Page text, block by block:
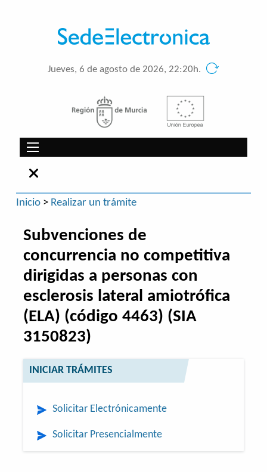
Jueves, 6 de agosto de 2026, 22:20h.
Inicio> Realizar un trámite
Subvenciones de
concurrencia no competitiva
dirigidas a personas con
esclerosis lateral amiotrófica
(ELA) (código 4463) (SIA
3150823)
INICIAR TRÁMITES
Solicitar Electrónicamente
Solicitar Presencialmente